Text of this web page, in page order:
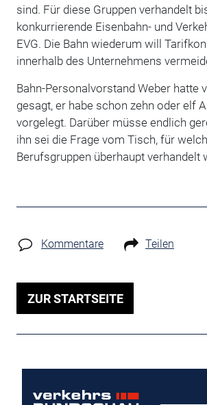
sind. Für diese Gruppen verhandelt
konkurrierende Eisenbahn- und
EVG. Die Bahn wiederum will
innerhalb des Unternehmens
Bahn-Personalvorstand Weber hatte
gesagt, er habe schon zehn oder elf
vorgelegt. Darüber müsse endlich
ihn sei die Frage vom Tisch, für
Berufsgruppen überhaupt verhandelt
Kommentare Teilen
ZUR STARTSEITE